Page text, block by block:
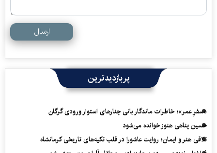
ارسال
پربازدیدترین
«سفرِ عمر»؛ خاطرات ماندگار بانی چنارهای استوار ورودی گرگان
حسین پناهی هنوز خوانده می‌شود
تلاقی هنر و ایمان؛ روایت عاشورا در قلب تکیه‌های تاریخی کرمانشاه